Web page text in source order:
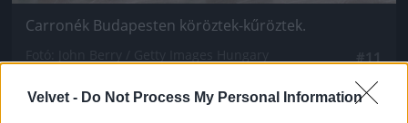
Velvet - Do Not Process My Personal Information
Carronék Budapesten köröztek-kűröztek.